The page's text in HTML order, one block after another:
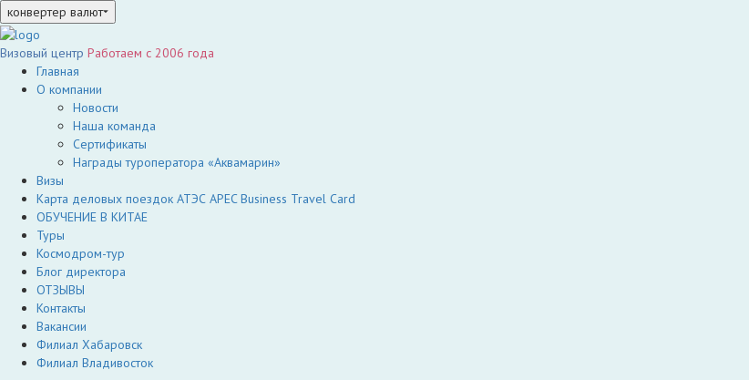
конвертер валют
Визовый центр Работаем c 2006 года
Главная
О компании
Новости
Наша команда
Сертификаты
Награды туроператора «Аквамарин»
Визы
Карта деловых поездок АТЭС APEC Business Travel Card
ОБУЧЕНИЕ В КИТАЕ
Туры
Космодром-тур
Блог директора
ОТЗЫВЫ
Контакты
Вакансии
Филиал Хабаровск
Филиал Владивосток